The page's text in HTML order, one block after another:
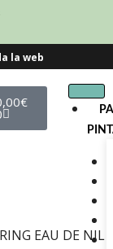
la web
€
EAU DE NIL